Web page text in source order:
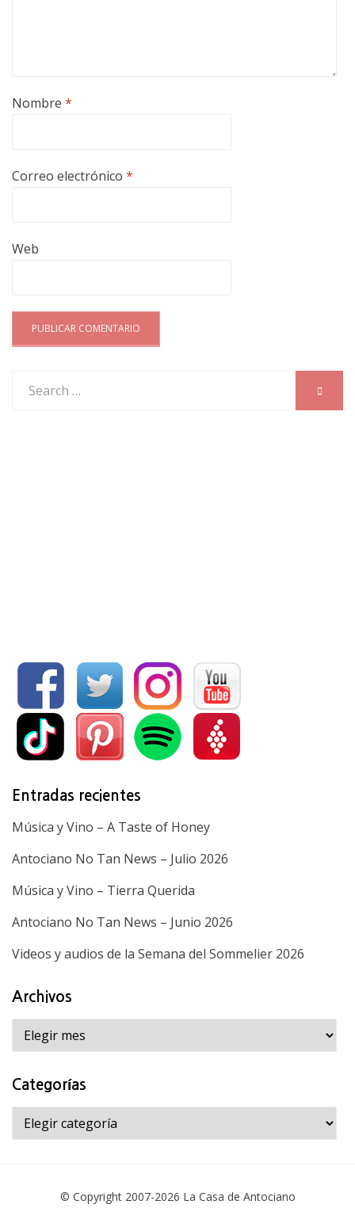
Nombre *
Correo electrónico *
Web
for:
Entradas recientes
Música y Vino – A Taste of Honey
Antociano No Tan News – Julio 2026
Música y Vino – Tierra Querida
Antociano No Tan News – Junio 2026
Videos y audios de la Semana del Sommelier 2026
Archivos
Archivos
Categorías
Categorías
© Copyright 2007-2026 La Casa de Antociano